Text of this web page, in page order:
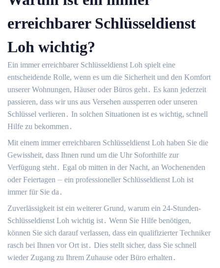
erreichbarer Schlüsseldienst
Loh wichtig?
Ein immer erreichbarer Schlüsseldienst Loh spielt eine
entscheidende Rolle, wenn es um die Sicherheit und den Komfort
unserer Wohnungen, Häuser oder Büros geht․ Es kann jederzeit
passieren, dass wir uns aus Versehen aussperren oder unseren
Schlüssel verlieren․ In solchen Situationen ist es wichtig, schnell
Hilfe zu bekommen․
Mit einem immer erreichbaren Schlüsseldienst Loh haben Sie die
Gewissheit, dass Ihnen rund um die Uhr Soforthilfe zur
Verfügung steht․ Egal ob mitten in der Nacht, an Wochenenden
oder Feiertagen ⏤ ein professioneller Schlüsseldienst Loh ist
immer für Sie da․
Zuverlässigkeit ist ein weiterer Grund, warum ein 24-Stunden-
Schlüsseldienst Loh wichtig ist․ Wenn Sie Hilfe benötigen,
können Sie sich darauf verlassen, dass ein qualifizierter Techniker
rasch bei Ihnen vor Ort ist․ Dies stellt sicher, dass Sie schnell
wieder Zugang zu Ihrem Zuhause oder Büro erhalten․